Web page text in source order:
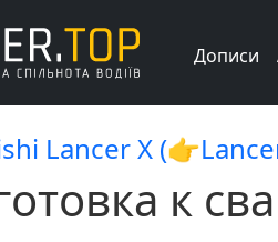
Дописи
Lancer X
к